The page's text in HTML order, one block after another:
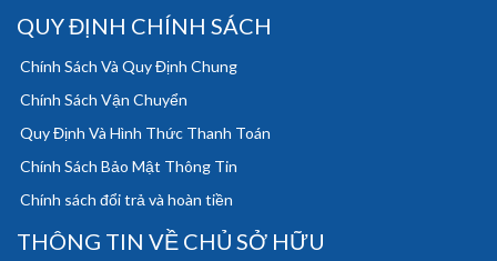
QUY ĐỊNH CHÍNH SÁCH
Chính Sách Và Quy Định Chung
Chính Sách Vận Chuyển
Quy Định Và Hình Thức Thanh Toán
Chính Sách Bảo Mật Thông Tin
Chính sách đổi trả và hoàn tiền
THÔNG TIN VỀ CHỦ SỞ HỮU